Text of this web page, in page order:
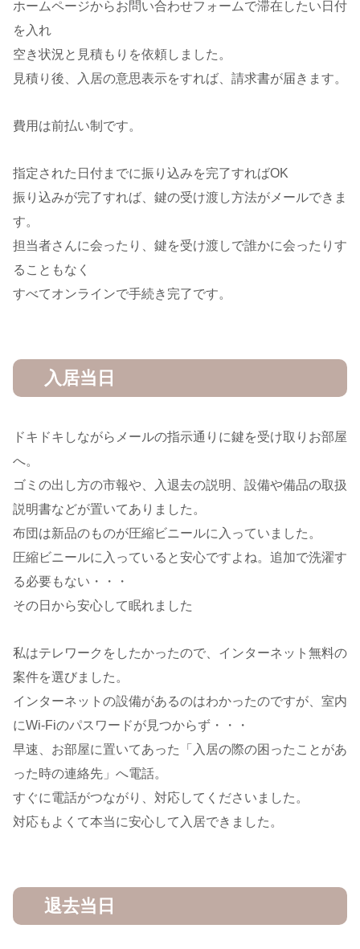
ホームページからお問い合わせフォームで滞在したい日付
を入れ
空き状況と見積もりを依頼しました。
見積り後、入居の意思表示をすれば、請求書が届きます。
費用は前払い制です。
指定された日付までに振り込みを完了すればOK
振り込みが完了すれば、鍵の受け渡し方法がメールできま
す。
担当者さんに会ったり、鍵を受け渡しで誰かに会ったりす
ることもなく
すべてオンラインで手続き完了です。
入居当日
ドキドキしながらメールの指示通りに鍵を受け取りお部屋
へ。
ゴミの出し方の市報や、入退去の説明、設備や備品の取扱
説明書などが置いてありました。
布団は新品のものが圧縮ビニールに入っていました。
圧縮ビニールに入っていると安心ですよね。追加で洗濯す
る必要もない・・・
その日から安心して眠れました
私はテレワークをしたかったので、インターネット無料の
案件を選びました。
インターネットの設備があるのはわかったのですが、室内
にWi-Fiのパスワードが見つからず・・・
早速、お部屋に置いてあった「入居の際の困ったことがあ
った時の連絡先」へ電話。
すぐに電話がつながり、対応してくださいました。
対応もよくて本当に安心して入居できました。
退去当日